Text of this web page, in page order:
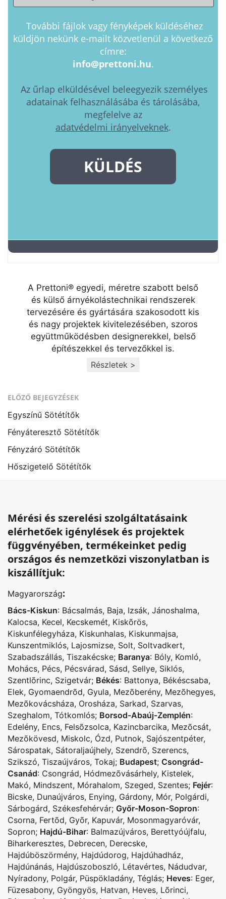
A Prettoni® egyedi, méretre szabott belső
és külső árnyékolástechnikai rendszerek
tervezésére és gyártására szakosodott kis
és nagy projektek kivitelezésében, szoros
együttműködésben designerekkel, belső
építészekkel és tervezőkkel is.
Részletek >
ELŐZŐ BEJEGYZÉSEK
Egyszínű Sötétítők
Fényáteresztő Sötétítők
Fényzáró Sötétítők
Hőszigetelő Sötétítők
Mérési és szerelési szolgáltatásaink
elérhetőek igénylések és projektek
függvényében, termékeinket pedig
országos és nemzetközi viszonylatban is
kiszállítjuk:
Magyarország:
Bács-Kiskun: Bácsalmás, Baja, Izsák, Jánoshalma,
Kalocsa, Kecel, Kecskemét, Kiskõrös,
Kiskunfélegyháza, Kiskunhalas, Kiskunmajsa,
Kunszentmiklós, Lajosmizse, Solt, Soltvadkert,
Szabadszállás, Tiszakécske; Baranya: Bóly, Komló,
Mohács, Pécs, Pécsvárad, Sásd, Sellye, Siklós,
Szentlõrinc, Szigetvár; Békés: Battonya, Békéscsaba,
Elek, Gyomaendrõd, Gyula, Mezõberény, Mezõhegyes,
Mezõkovácsháza, Orosháza, Sarkad, Szarvas,
Szeghalom, Tótkomlós; Borsod-Abaúj-Zemplén:
Edelény, Encs, Felsõzsolca, Kazincbarcika, Mezõcsát,
Mezõkövesd, Miskolc, Ózd, Putnok, Sajószentpéter,
Sárospatak, Sátoraljaújhely, Szendrõ, Szerencs,
Szikszó, Tiszaújváros, Tokaj; Budapest; Csongrád-
Csanád: Csongrád, Hódmezõvásárhely, Kistelek,
Makó, Mindszent, Mórahalom, Szeged, Szentes; Fejér:
Bicske, Dunaújváros, Enying, Gárdony, Mór, Polgárdi,
Sárbogárd, Székesfehérvár; Győr-Moson-Sopron:
Csorna, Fertõd, Gyõr, Kapuvár, Mosonmagyaróvár,
Sopron; Hajdú-Bihar: Balmazújváros, Berettyóújfalu,
Biharkeresztes, Debrecen, Derecske,
Hajdúböszörmény, Hajdúdorog, Hajdúhadház,
Hajdúnánás, Hajdúszoboszló, Létavértes, Nádudvar,
Nyíradony, Polgár, Püspökladány, Téglás; Heves: Eger,
Füzesabony, Gyöngyös, Hatvan, Heves, Lõrinci,